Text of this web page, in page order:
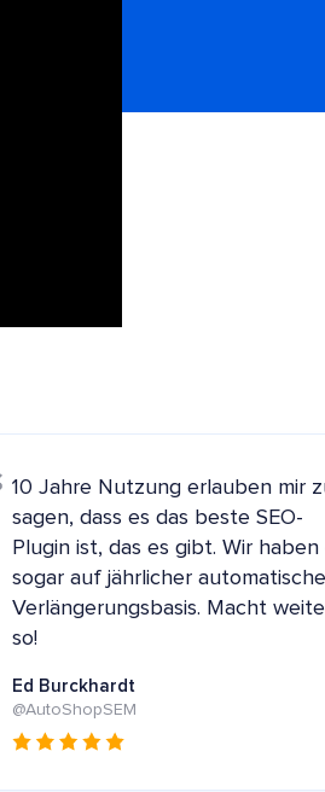
10 Jahre Nutzung erlauben mir
sagen, dass es das beste SEO-
Plugin ist, das es gibt. Wir haben
sogar auf jährlicher
Verlängerungsbasis. Macht
so!
Ed Burckhardt
@AutoShopSEM